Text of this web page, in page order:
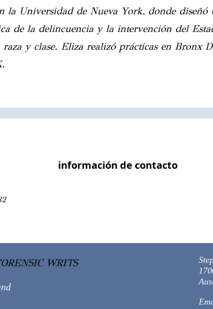
la Universidad de Nueva York, donde diseñó
de la delincuencia y la intervención del
raza y clase. Eliza realizó prácticas en Bronx
información de contacto
WRITS